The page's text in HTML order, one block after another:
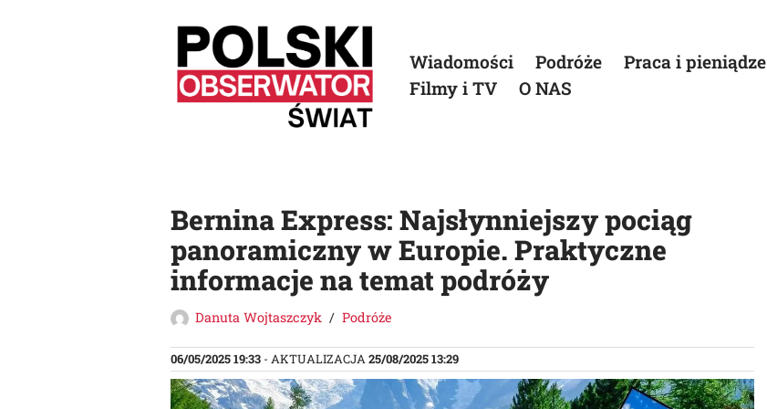
Przejdź
do
treści
Wiadomości Podróże Praca i pieniądze
Filmy i TV
O NAS
Bernina Express: Najsłynniejszy pociąg
panoramiczny w Europie. Praktyczne
informacje na temat podróży
Danuta Wojtaszczyk Podróże
06/05/2025 19:33 - AKTUALIZACJA25/08/2025 13:29